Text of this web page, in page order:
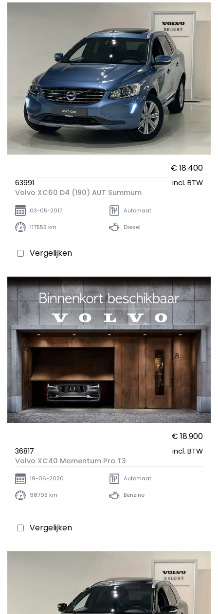
€ 18.400
63991
incl. BTW
Volvo XC60 D4 (190) AUT Summum
03-05-2017 Automaat
117555 km Diesel
Vergelijken
€ 18.900
36817
incl. BTW
Volvo XC40 Momentum Pro T3
19-06-2020 Automaat
98703 km Benzine
Vergelijken